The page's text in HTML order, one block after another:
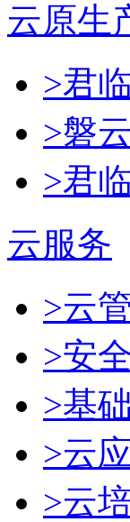
云原生
>君
>磐
>君
云服务
>云
>安
>基
>云
>云